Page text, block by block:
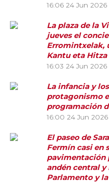
16:06 24 Jun 2026
La plaza de la
jueves el
Erromintxelak,
Kantu eta Hitza
16:03 24 Jun 2026
La infancia y
protagonismo
programación
16:00 24 Jun 2026
El paseo de
Fermín casi en
pavimentación
andén central y
Parlamento y